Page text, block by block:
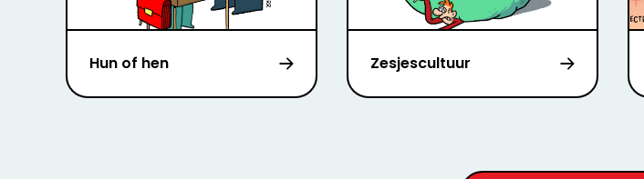
Hun of hen Zesjescultuur